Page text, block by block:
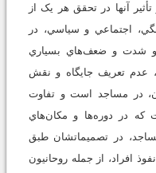
آنها در تحقق هر يک از
اجتماعي و سياسي، در
و شدت و ضعف‌هاي بسياري
عدم تعريف جايگاه و نقش
در مساجد است و تفاوت
که در دوره‌ها و مکان‌هاي
در تصميماتشان طبق
افراد، از جمله روحانيون